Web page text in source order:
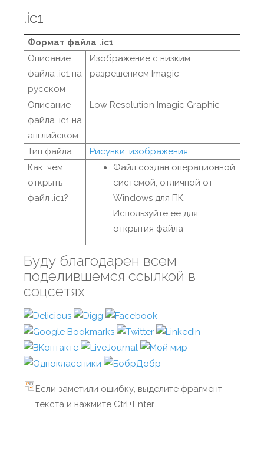
.ic1
Формат файла .ic1
Описание
файла .ic1 на
русском
Изображение с низким
разрешением Imagic
Описание
файла .ic1 на
английском
Low Resolution Imagic Graphic
Тип файла
Рисунки, изображения
Как, чем
открыть
файл .ic1?
Файл создан операционной
системой, отличной от
Windows для ПК.
Используйте ее для
открытия файла
Буду благодарен всем
поделившемся ссылкой в
соцсетях
Если заметили ошибку, выделите фрагмент
текста и нажмите Ctrl+Enter